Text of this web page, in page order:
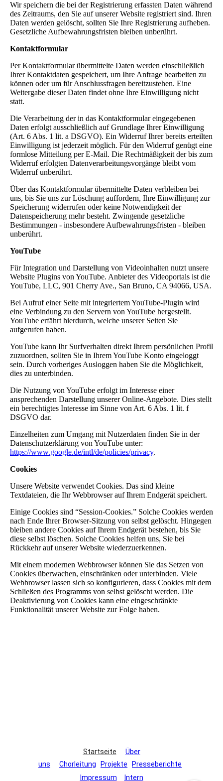
Wir speichern die bei der Registrierung erfassten Daten während
des Zeitraums, den Sie auf unserer Website registriert sind. Ihren
Daten werden gelöscht, sollten Sie Ihre Registrierung aufheben.
Gesetzliche Aufbewahrungsfristen bleiben unberührt.
Kontaktformular
Per Kontaktformular übermittelte Daten werden einschließlich
Ihrer Kontaktdaten gespeichert, um Ihre Anfrage bearbeiten zu
können oder um für Anschlussfragen bereitzustehen. Eine
Weitergabe dieser Daten findet ohne Ihre Einwilligung nicht
statt.
Die Verarbeitung der in das Kontaktformular eingegebenen
Daten erfolgt ausschließlich auf Grundlage Ihrer Einwilligung
(Art. 6 Abs. 1 lit. a DSGVO). Ein Widerruf Ihrer bereits erteilten
Einwilligung ist jederzeit möglich. Für den Widerruf genügt eine
formlose Mitteilung per E-Mail. Die Rechtmäßigkeit der bis zum
Widerruf erfolgten Datenverarbeitungsvorgänge bleibt vom
Widerruf unberührt.
Über das Kontaktformular übermittelte Daten verbleiben bei
uns, bis Sie uns zur Löschung auffordern, Ihre Einwilligung zur
Speicherung widerrufen oder keine Notwendigkeit der
Datenspeicherung mehr besteht. Zwingende gesetzliche
Bestimmungen - insbesondere Aufbewahrungsfristen - bleiben
unberührt.
YouTube
Für Integration und Darstellung von Videoinhalten nutzt unsere
Website Plugins von YouTube. Anbieter des Videoportals ist die
YouTube, LLC, 901 Cherry Ave., San Bruno, CA 94066, USA.
Bei Aufruf einer Seite mit integriertem YouTube-Plugin wird
eine Verbindung zu den Servern von YouTube hergestellt.
YouTube erfährt hierdurch, welche unserer Seiten Sie
aufgerufen haben.
YouTube kann Ihr Surfverhalten direkt Ihrem persönlichen Profil
zuzuordnen, sollten Sie in Ihrem YouTube Konto eingeloggt
sein. Durch vorheriges Ausloggen haben Sie die Möglichkeit,
dies zu unterbinden.
Die Nutzung von YouTube erfolgt im Interesse einer
ansprechenden Darstellung unserer Online-Angebote. Dies stellt
ein berechtigtes Interesse im Sinne von Art. 6 Abs. 1 lit. f
DSGVO dar.
Einzelheiten zum Umgang mit Nutzerdaten finden Sie in der
Datenschutzerklärung von YouTube unter:
https://www.google.de/intl/de/policies/privacy.
Cookies
Unsere Website verwendet Cookies. Das sind kleine
Textdateien, die Ihr Webbrowser auf Ihrem Endgerät speichert.
Einige Cookies sind “Session-Cookies.” Solche Cookies werden
nach Ende Ihrer Browser-Sitzung von selbst gelöscht. Hingegen
bleiben andere Cookies auf Ihrem Endgerät bestehen, bis Sie
diese selbst löschen. Solche Cookies helfen uns, Sie bei
Rückkehr auf unserer Website wiederzuerkennen.
Mit einem modernen Webbrowser können Sie das Setzen von
Cookies überwachen, einschränken oder unterbinden. Viele
Webbrowser lassen sich so konfigurieren, dass Cookies mit dem
Schließen des Programms von selbst gelöscht werden. Die
Deaktivierung von Cookies kann eine eingeschränkte
Funktionalität unserer Website zur Folge haben.
Startseite
Über
uns
Chorleitung Projekte
Presseberichte
Impressum
Intern